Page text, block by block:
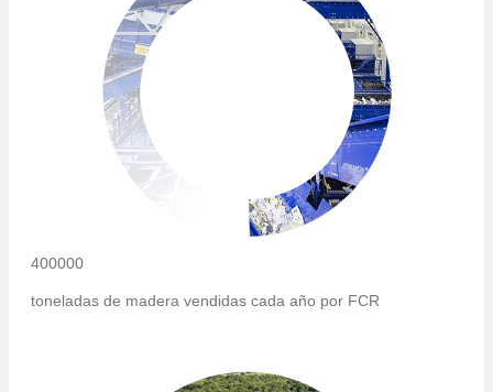
400000
toneladas de madera vendidas cada año por FCR